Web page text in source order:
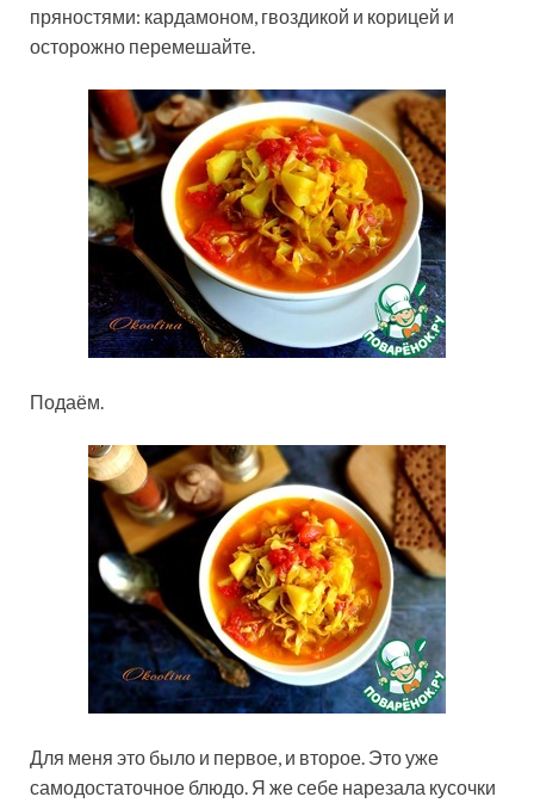
пряностями: кардамоном, гвоздикой и корицей и
осторожно перемешайте.
Подаём.
Для меня это было и первое, и второе. Это уже
самодостаточное блюдо. Я же себе нарезала кусочки